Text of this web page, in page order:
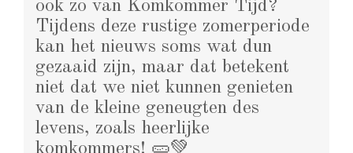
ook zo van Komkommer Tijd?
Tijdens deze rustige zomerperiode
kan het nieuws soms wat dun
gezaaid zijn, maar dat betekent
niet dat we niet kunnen genieten
van de kleine geneugten des
levens, zoals heerlijke
komkommers! 🥒💚